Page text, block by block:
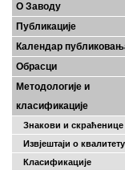
О Заводу
Публикације
Календар
Обрасци
Методологије и
класификације
Знакови и скраћенице
Извјештаји о квалитету
Класификације